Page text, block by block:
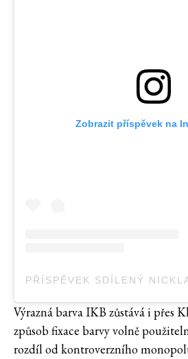
Zobrazit příspěvek na
Výrazná barva IKB zůstává i přes
způsob fixace barvy volně
rozdíl od kontroverzního